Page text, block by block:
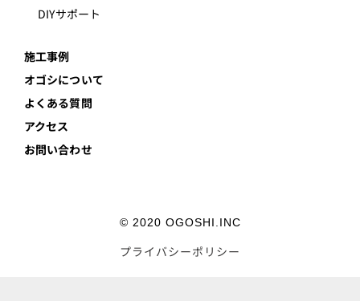
DIYサポート
施工事例
オゴシについて
よくある質問
アクセス
お問い合わせ
© 2020 OGOSHI.INC
プライバシーポリシー